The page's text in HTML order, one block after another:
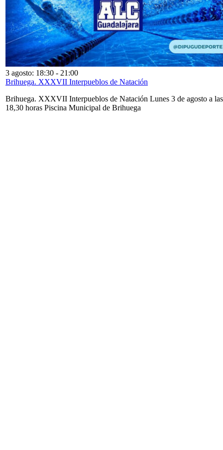
3 agosto: 18:30 - 21:00
Brihuega. XXXVII Interpueblos de Natación
Brihuega. XXXVII Interpueblos de Natación Lunes 3 de agosto a las
18,30 horas Piscina Municipal de Brihuega